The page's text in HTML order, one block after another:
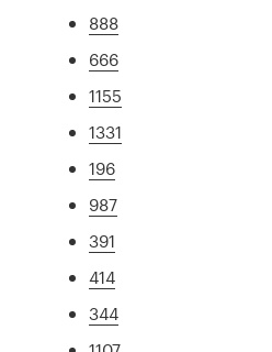
888
666
1155
1331
196
987
391
414
344